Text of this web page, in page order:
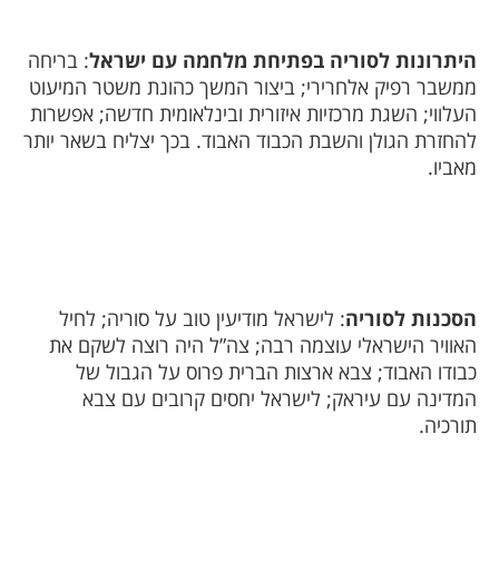
היתרונות לסוריה בפתיחת מלחמה עם ישראל: בריחה
ממשבר רפיק אלחרירי; ביצור המשך כהונת משטר המיעוט
העלווי; השגת מרכזיות איזורית ובינלאומית חדשה; אפשרות
להחזרת הגולן והשבת הכבוד האבוד. בכך יצליח בשאר יותר
מאביו.
הסכנות לסוריה: לישראל מודיעין טוב על סוריה; לחיל
האוויר הישראלי עוצמה רבה; צה”ל היה רוצה לשקם את
כבודו האבוד; צבא ארצות הברית פרוס על הגבול של
המדינה עם עיראק; לישראל יחסים קרובים עם צבא
תורכיה.